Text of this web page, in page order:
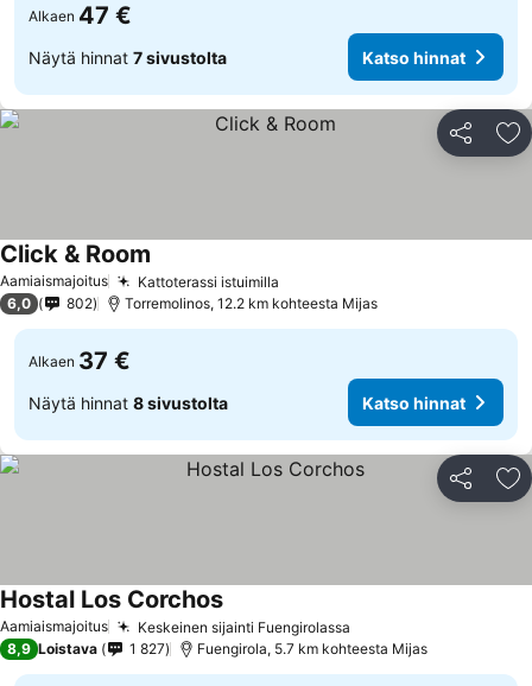
Alkaen 47 €
Näytä hinnat 7 sivustolta Katso hinnat
Jaa
Aamiaismajoitus Kattoterassi istuimilla
Click & Room
6,0 802 Torremolinos, 12.2 km kohteesta Mijas
Alkaen 37 €
Näytä hinnat 8 sivustolta Katso hinnat
Jaa
Aamiaismajoitus Keskeinen sijainti Fuengirolassa
Hostal Los CorchosKatso hinnat
8,9 Loistava 1 827 Fuengirola, 5.7 km kohteesta Mijas